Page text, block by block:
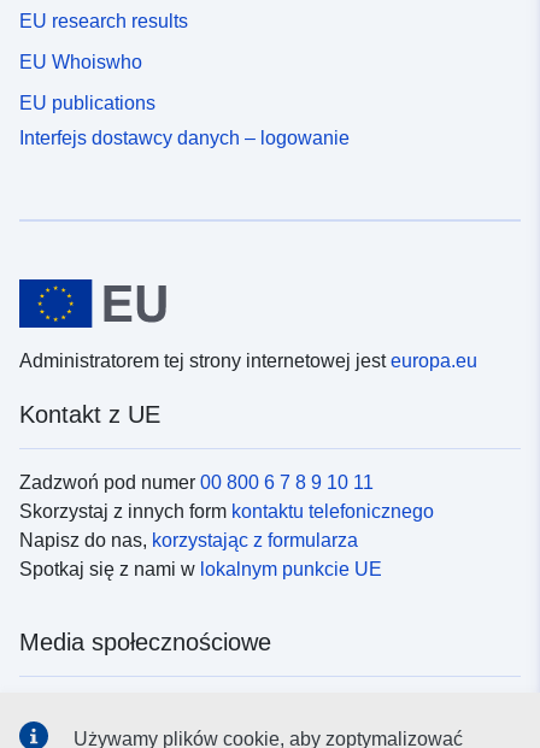
EU research results
EU Whoiswho
EU publications
Interfejs dostawcy danych – logowanie
Administratorem tej strony internetowej jesteuropa.eu
Kontakt z UE
Zadzwoń pod numer 00 800 6 7 8 9 10 11
Skorzystaj z innych form kontaktu telefonicznego
Napisz do nas, korzystając z formularza
Spotkaj się z nami w lokalnym punkcie UE
Media społecznościowe
Używamy plików cookie, aby zoptymalizować